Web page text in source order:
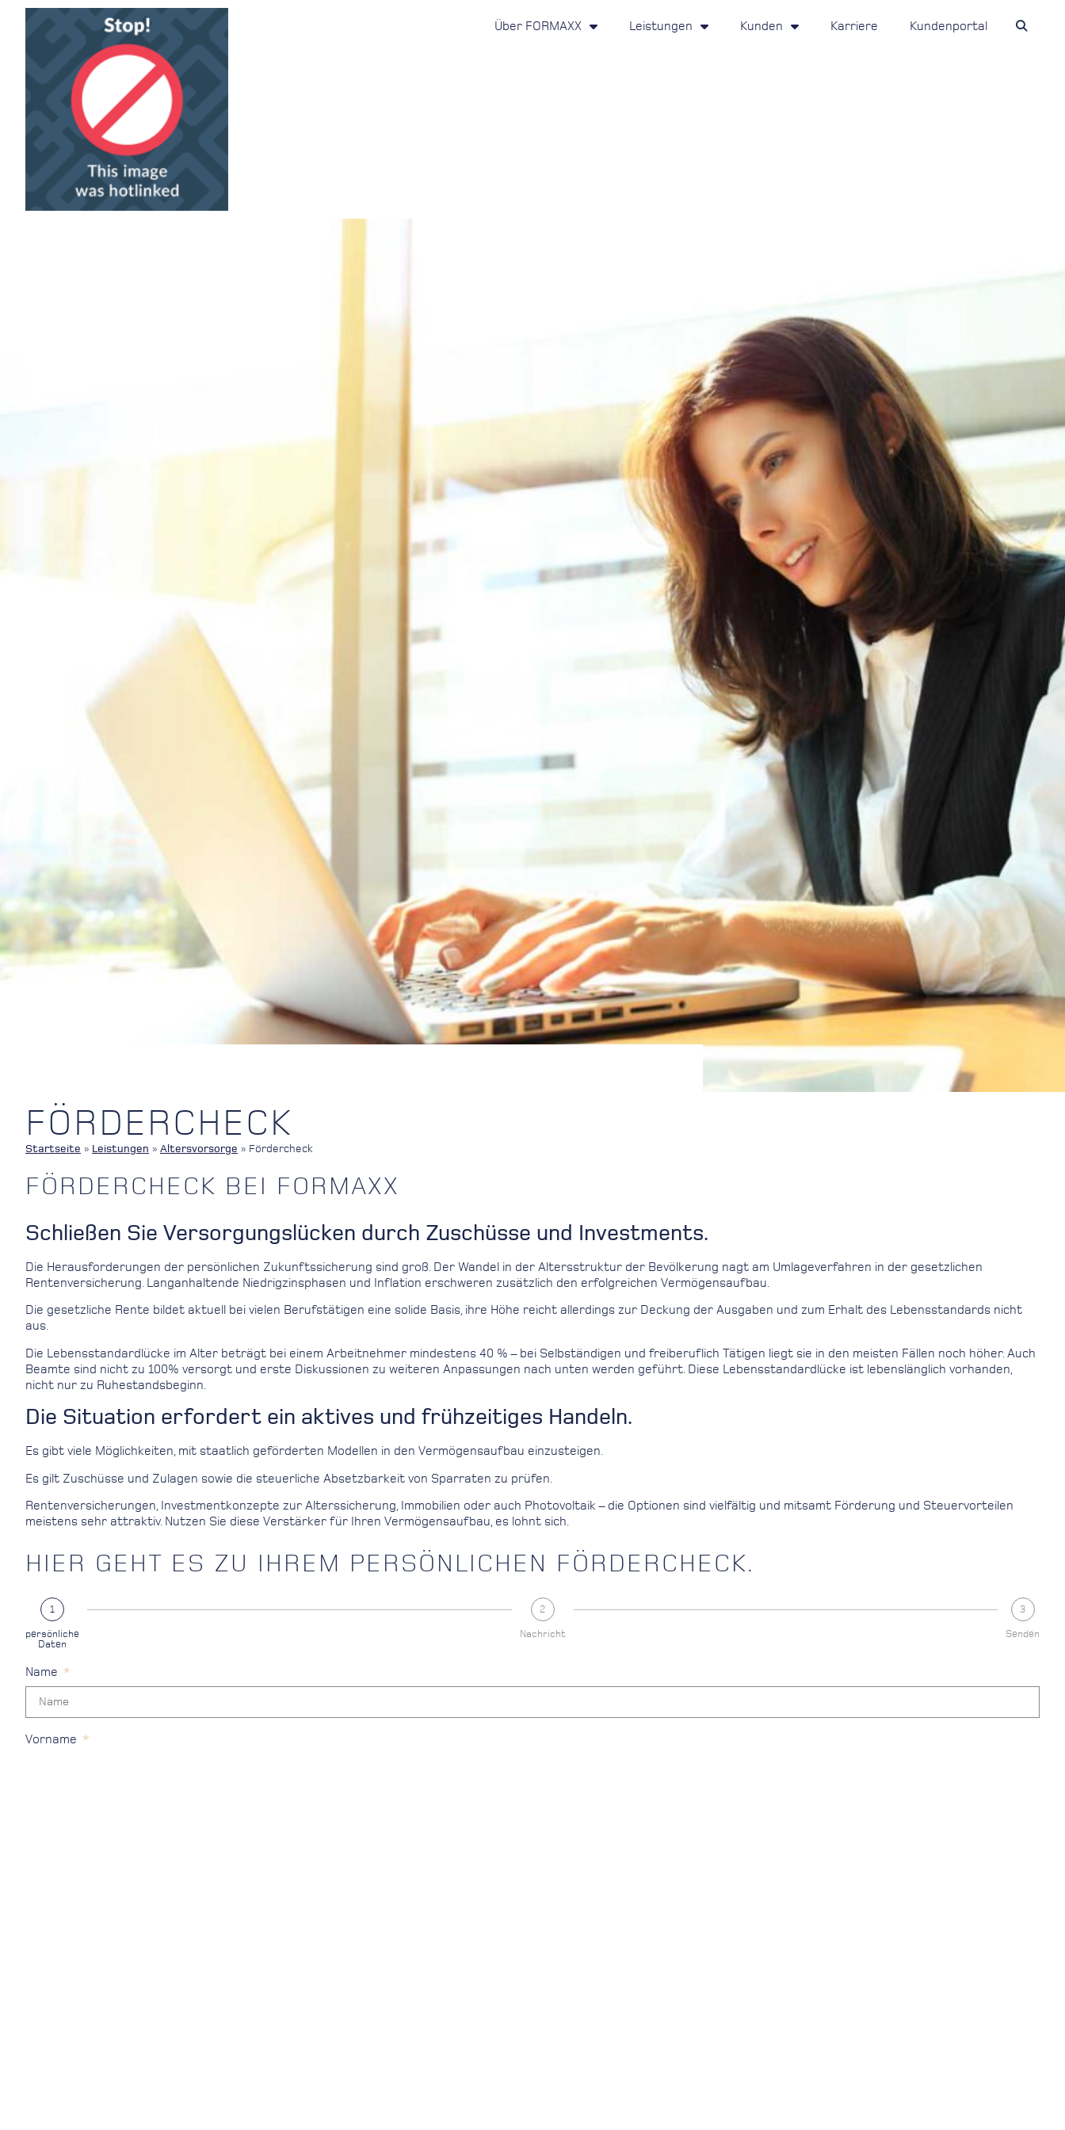
Über FORMAXX Leistungen Kunden Karriere Kundenportal
FÖRDERCHECK
Startseite » Leistungen » Altersvorsorge » Fördercheck
FÖRDERCHECK BEI FORMAXX
Schließen Sie Versorgungslücken durch Zuschüsse und Investments.
Die Herausforderungen der persönlichen Zukunftssicherung sind groß. Der Wandel in der Altersstruktur der Bevölkerung nagt am Umlageverfahren in der gesetzlichen
Rentenversicherung. Langanhaltende Niedrigzinsphasen und Inflation erschweren zusätzlich den erfolgreichen Vermögensaufbau.
Die gesetzliche Rente bildet aktuell bei vielen Berufstätigen eine solide Basis, ihre Höhe reicht allerdings zur Deckung der Ausgaben und zum Erhalt des Lebensstandards nicht
aus.
Die Lebensstandardlücke im Alter beträgt bei einem Arbeitnehmer mindestens 40 % – bei Selbständigen und freiberuflich Tätigen liegt sie in den meisten Fällen noch höher. Auch
Beamte sind nicht zu 100% versorgt und erste Diskussionen zu weiteren Anpassungen nach unten werden geführt. Diese Lebensstandardlücke ist lebenslänglich vorhanden,
nicht nur zu Ruhestandsbeginn.
Die Situation erfordert ein aktives und frühzeitiges Handeln.
Es gibt viele Möglichkeiten, mit staatlich geförderten Modellen in den Vermögensaufbau einzusteigen.
Es gilt Zuschüsse und Zulagen sowie die steuerliche Absetzbarkeit von Sparraten zu prüfen.
Rentenversicherungen, Investmentkonzepte zur Alterssicherung, Immobilien oder auch Photovoltaik – die Optionen sind vielfältig und mitsamt Förderung und Steuervorteilen
meistens sehr attraktiv. Nutzen Sie diese Verstärker für Ihren Vermögensaufbau, es lohnt sich.
HIER GEHT ES ZU IHREM PERSÖNLICHEN FÖRDERCHECK.
1
persönliche
Daten
2
Nachricht
3
Senden
Name
Vorname